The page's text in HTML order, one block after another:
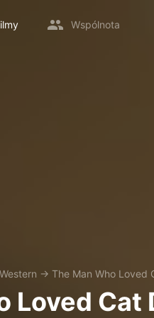
Wspólnota
Western → The Man Who Loved
Loved Cat